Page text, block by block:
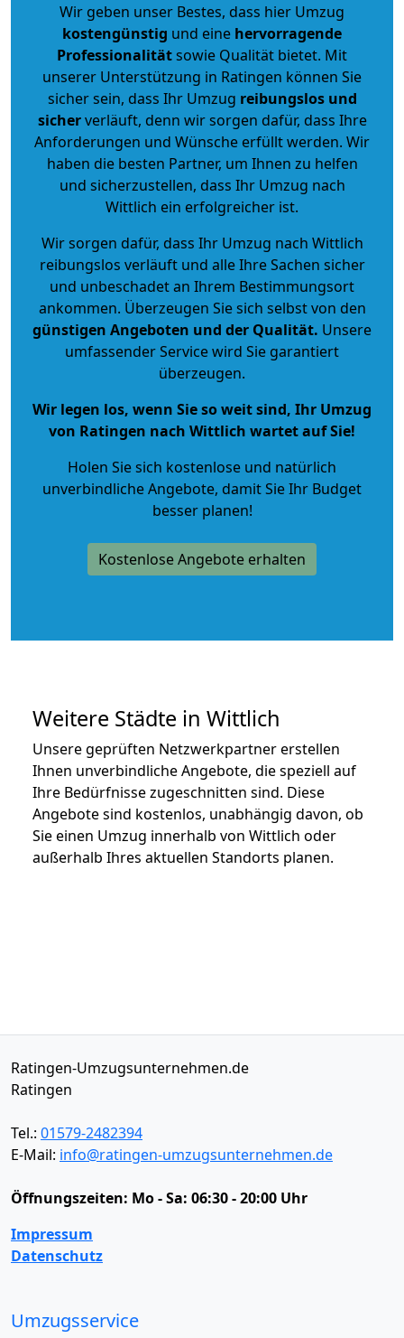
Wir geben unser Bestes, dass hier Umzug
kostengünstig und eine hervorragende
Professionalitätsowie Qualität bietet. Mit
unserer Unterstützung in Ratingen können Sie
sicher sein, dass Ihr Umzug reibungslos und
sicherverläuft, denn wir sorgen dafür, dass Ihre
Anforderungen und Wünsche erfüllt werden. Wir
haben die besten Partner, um Ihnen zu helfen
und sicherzustellen, dass Ihr Umzug nach
Wittlich ein erfolgreicher ist.
Wir sorgen dafür, dass Ihr Umzug nach Wittlich
reibungslos verläuft und alle Ihre Sachen sicher
und unbeschadet an Ihrem Bestimmungsort
ankommen. Überzeugen Sie sich selbst von den
günstigen Angeboten und der Qualität. Unsere
umfassender Service wird Sie garantiert
überzeugen.
Wir legen los, wenn Sie so weit sind, Ihr Umzug
von Ratingen nach Wittlich wartet auf Sie!
Holen Sie sich kostenlose und natürlich
unverbindliche Angebote, damit Sie Ihr Budget
besser planen!
Kostenlose Angebote erhalten
Weitere Städte in Wittlich
Unsere geprüften Netzwerkpartner erstellen
Ihnen unverbindliche Angebote, die speziell auf
Ihre Bedürfnisse zugeschnitten sind. Diese
Angebote sind kostenlos, unabhängig davon, ob
Sie einen Umzug innerhalb von Wittlich oder
außerhalb Ihres aktuellen Standorts planen.
Ratingen-Umzugsunternehmen.de
Ratingen
Tel.: 01579-2482394
E-Mail: info@ratingen-umzugsunternehmen.de
Öffnungszeiten: Mo - Sa: 06:30 - 20:00 Uhr
Impressum
Datenschutz
Umzugsservice